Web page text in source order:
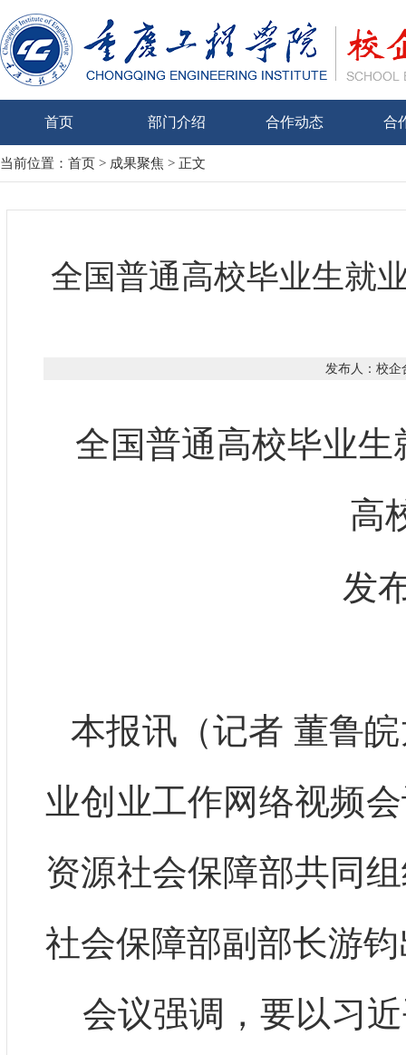
首页 部门介绍 合作动态 合
当前位置： 首页 > 成果聚焦 > 正文
全国普通高校毕业生就
发布人：校企
全国普通高校毕业
高
发
本报讯（记者 董鲁
业创业工作网络视频
资源社会保障部共同
社会保障部副部长游
会议强调，要以习近